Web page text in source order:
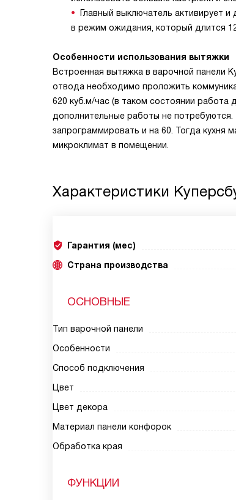
Главный выключатель активирует
в режим ожидания, который длится
Особенности использования вытяжки
Встроенная вытяжка в варочной панели
отвода необходимо проложить
620 куб.м/час (в таком состоянии работа
дополнительные работы не
запрограммировать и на 60. Тогда кухня
микроклимат в помещении.
Характеристики
Гарантия (мес)
Страна производства
ОСНОВНЫЕ
Тип варочной панели
Особенности
Способ подключения
Цвет
Цвет декора
Материал панели конфорок
Обработка края
ФУНКЦИИ